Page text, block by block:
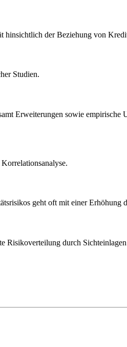
hinsichtlich der Beziehung von
Studien.
Erweiterungen sowie empirische
geht oft mit einer Erhöhung
Risikoverteilung durch